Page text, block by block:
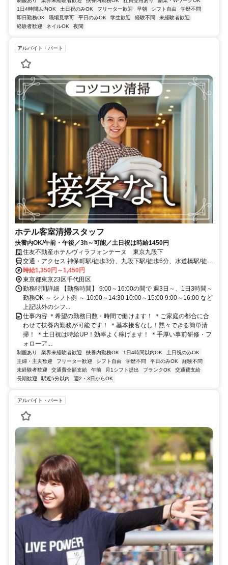
1日4時間以内OK
土日祝のみOK フリーター歓迎 早朝 シフト自由
学歴不問
即日勤務OK
職場見学可 平日のみOK 学生歓迎 経験不問
未経験者歓迎
経験者歓迎
ネイルOK 夜間
アルバイト・パート
ホテル客室清掃スタッフ
扶養内OK/午前・午後／3h～可能／土日祝は時給1450円
住友不動産ホテルヴィラフォンテーヌ 東京九段下
交通・アクセス 神保町駅/徒歩3分、九段下駅/徒歩6分、水道橋駅/徒歩
7分
時給1,350円～1,450円
東京都東京23区千代田区
勤務時間詳細 【勤務時間】 9:00～16:00の間で 週3日～、1日3時間～
勤務OK ～ シフト例 ～ 10:00～14:30 10:00～15:00 9:00～16:00 など
上記以外のシフ...
仕事内容 ＊希望の勤務日数・時間で働けます！ ＊ご家庭の都合に合
わせて扶養内勤務が可能です！ ＊基本接客なし！黙々できる簡単清
掃！ ＊土日祝は時給UP！効率よく稼げます！ ＊手厚い事前研修・フ
ォローア...
制服あり 業界未経験者歓迎 扶養内勤務OK 1日4時間以内OK
土日祝のみOK
主婦・主夫歓迎
フリーター歓迎 シフト自由 学歴不問 平日のみOK
経験不問
未経験者歓迎
交通費全額支給 午前 月1シフト提出 ブランクOK
交通費支給
長期歓迎
駅近5分以内 週2・3日からOK
アルバイト・パート